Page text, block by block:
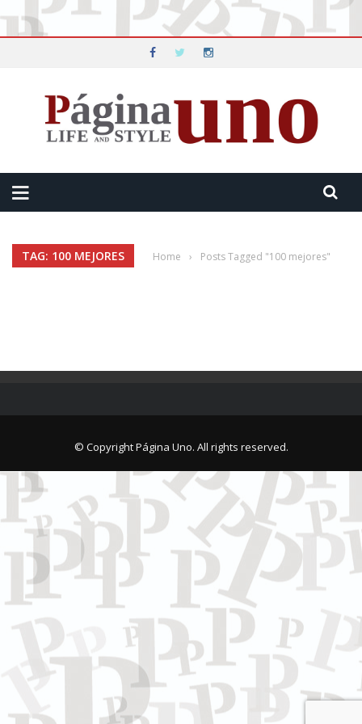
TAG: 100 MEJORES Home › Posts Tagged "100 mejores"
© Copyright Página Uno. All rights reserved.